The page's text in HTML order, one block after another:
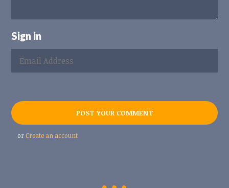
Sign in
or Create an account